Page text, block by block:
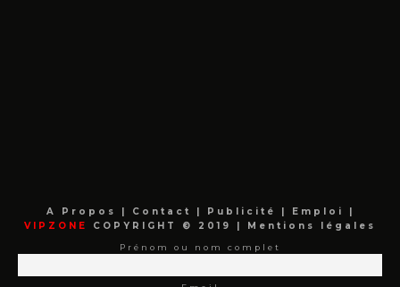
A Propos | Contact | Publicité | Emploi
|
VIPZONE
COPYRIGHT © 2019 | Mentions légales
Prénom ou nom complet